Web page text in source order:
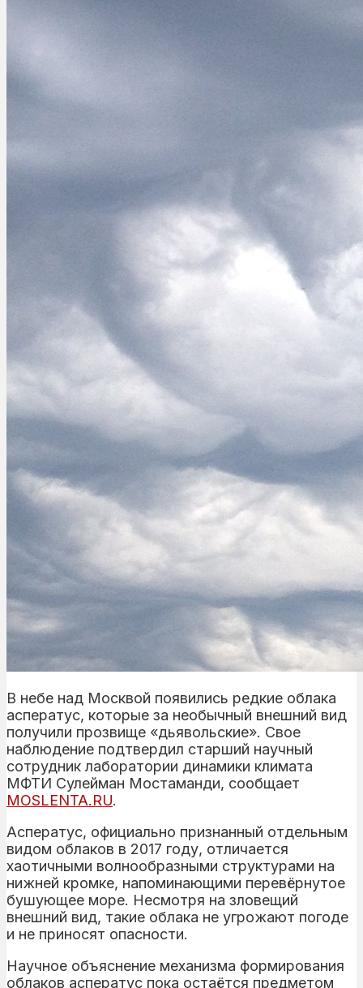
В небе над Москвой появились редкие облака
асператус, которые за необычный внешний вид
получили прозвище «дьявольские». Свое
наблюдение подтвердил старший научный
сотрудник лаборатории динамики климата
МФТИ Сулейман Мостаманди, сообщает
MOSLENTA.RU.
Асператус, официально признанный отдельным
видом облаков в 2017 году, отличается
хаотичными волнообразными структурами на
нижней кромке, напоминающими перевёрнутое
бушующее море. Несмотря на зловещий
внешний вид, такие облака не угрожают погоде
и не приносят опасности.
Научное объяснение механизма формирования
облаков асператус пока остаётся предметом